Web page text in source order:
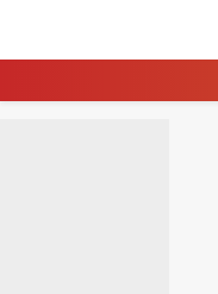
Korban Kekerasan